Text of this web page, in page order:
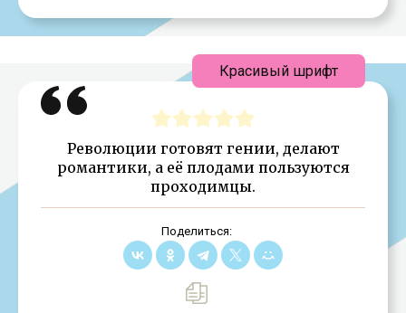
Революции готовят гении, делают
романтики, а её плодами пользуются
проходимцы.
Поделиться:
Красивый шрифт